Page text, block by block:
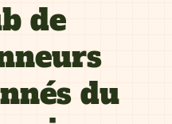
de
du